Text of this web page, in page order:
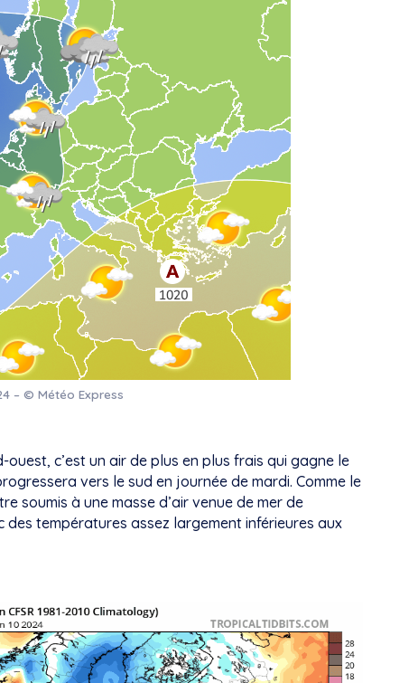
– © Météo Express
c’est un air de plus en plus frais qui gagne le
vers le sud en journée de mardi. Comme le
soumis à une masse d’air venue de mer de
températures assez largement inférieures aux